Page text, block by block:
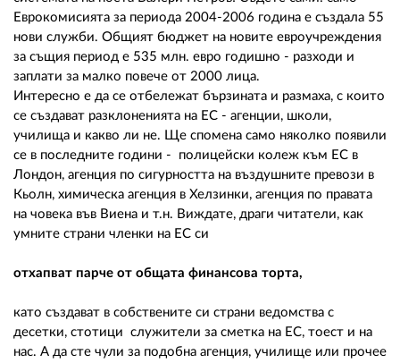
Еврокомисията за периода 2004-2006 година е създала 55
нови служби. Общият бюджет на новите евроучреждения
за същия период е 535 млн. евро годишно - разходи и
заплати за малко повече от 2000 лица.
Интересно е да се отбележат бързината и размаха, с които
се създават разклоненията на ЕС - агенции, школи,
училища и какво ли не. Ще спомена само няколко появили
се в последните години - полицейски колеж към ЕС в
Лондон, агенция по сигурността на въздушните превози в
Кьолн, химическа агенция в Хелзинки, агенция по правата
на човека във Виена и т.н. Виждате, драги читатели, как
умните страни членки на ЕС си
отхапват парче от общата финансова торта,
като създават в собствените си страни ведомства с
десетки, стотици служители за сметка на ЕС, тоест и на
нас. А да сте чули за подобна агенция, училище или прочее